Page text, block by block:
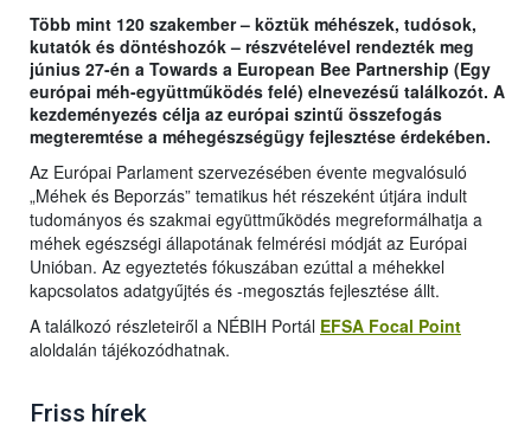
Több mint 120 szakember – köztük méhészek, tudósok,
kutatók és döntéshozók – részvételével rendezték meg
június 27-én a Towards a European Bee Partnership (Egy
európai méh-együttműködés felé) elnevezésű találkozót. A
kezdeményezés célja az európai szintű összefogás
megteremtése a méhegészségügy fejlesztése érdekében.
Az Európai Parlament szervezésében évente megvalósuló
„Méhek és Beporzás” tematikus hét részeként útjára indult
tudományos és szakmai együttműködés megreformálhatja a
méhek egészségi állapotának felmérési módját az Európai
Unióban. Az egyeztetés fókuszában ezúttal a méhekkel
kapcsolatos adatgyűjtés és -megosztás fejlesztése állt.
A találkozó részleteiről a NÉBIH Portál EFSA Focal Point
aloldalán tájékozódhatnak.
Friss hírek